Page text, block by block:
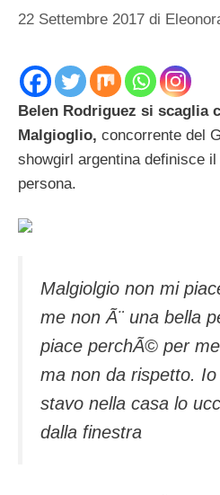
22 Settembre 2017 di
Belen Rodriguez si scaglia
Malgioglio, concorrente del
showgirl argentina definisce
persona.
Malgiolgio non mi
me non Ã¨ una bella
piace perchÃ© per
ma non da rispetto.
stavo nella casa lo
dalla finestra